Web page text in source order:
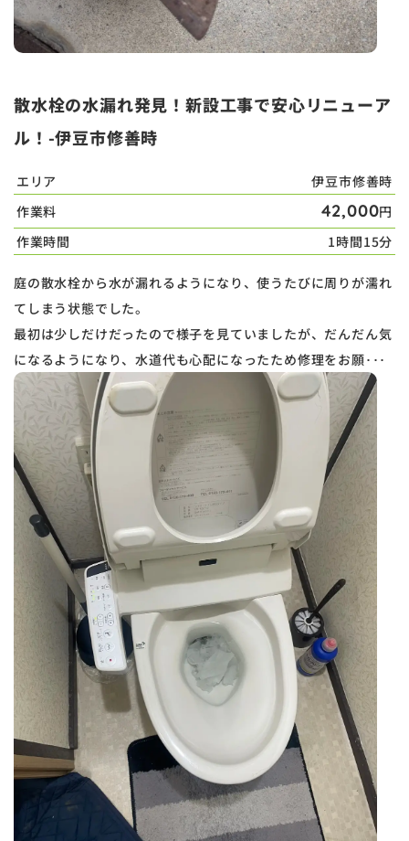
散水栓の水漏れ発見！新設工事で安心リニューア
ル！-伊豆市修善時
エリア
伊豆市修善時
作業料
42,000円
作業時間
1時間15分
庭の散水栓から水が漏れるようになり、使うたびに周りが濡れ
てしまう状態でした。
最初は少しだけだったので様子を見ていましたが、だんだん気
になるようになり、水道代も心配になったため修理をお願･･･